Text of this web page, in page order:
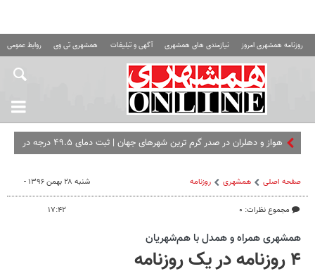
روزنامه همشهری امروز نیازمندی های همشهری آگهی و تبلیغات همشهری تی وی روابط عمومی
هواز و دهلران در صدر گرم‌ ترین شهرهای جهان | ثبت دمای ۴۹.۵ درجه در
صفحه اصلی همشهری روزنامه
مجموع نظرات: ۰
شنبه ۲۸ بهمن ۱۳۹۶ -
۱۷:۴۲
همشهری همراه و همدل با هم‌­شهریان
۴ روزنامه در یک روزنامه